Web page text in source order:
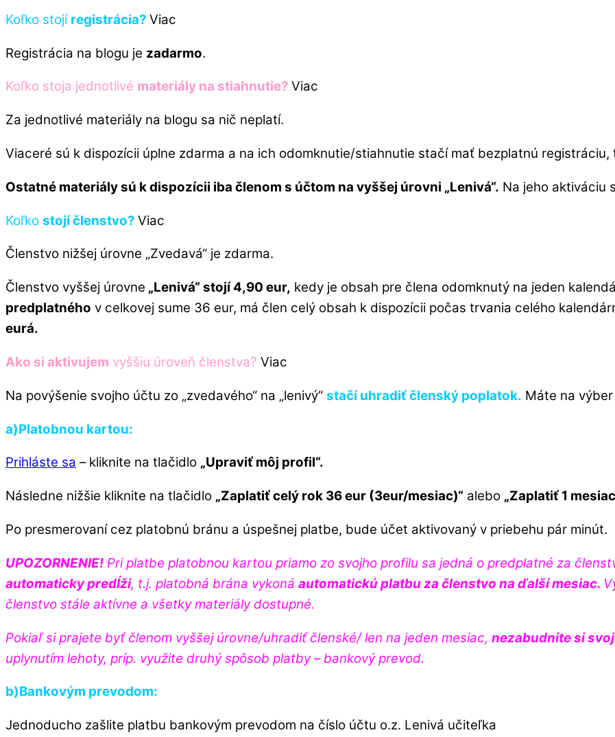
Koľko stojí registrácia? Viac
Registrácia na blogu je zadarmo.
Koľko stoja jednotlivé materiály na stiahnutie? Viac
Za jednotlivé materiály na blogu sa nič neplatí.
Viaceré sú k dispozícii úplne zdarma a na ich odomknutie/stiahnutie stačí mať bezplatnú registráciu,
Ostatné materiály sú k dispozícii iba členom s účtom na vyššej úrovni „Lenivá“. Na jeho aktiváciu
Koľko stojí členstvo? Viac
Členstvo nižšej úrovne „Zvedavá“ je zdarma.
Členstvo vyššej úrovne „Lenivá“ stojí 4,90 eur, kedy je obsah pre člena odomknutý na jeden
predplatného v celkovej sume 36 eur, má člen celý obsah k dispozícii počas trvania celého
eurá.
Ako si aktivujem vyššiu úroveň členstva? Viac
Na povýšenie svojho účtu zo „zvedavého“ na „lenivý“ stačí uhradiť členský poplatok. Máte na
a)Platobnou kartou:
Prihláste sa – kliknite na tlačidlo „Upraviť môj profil“.
Následne nižšie kliknite na tlačidlo „Zaplatiť celý rok 36 eur (3eur/mesiac)“ alebo „Zaplatiť 1
Po presmerovaní cez platobnú bránu a úspešnej platbe, bude účet aktivovaný v priebehu pár minút.
UPOZORNENIE! Pri platbe platobnou kartou priamo zo svojho profilu sa jedná o predplatné za
automaticky predĺži, t.j. platobná brána vykoná automatickú platbu za členstvo na ďalší mesiac.
členstvo stále aktívne a všetky materiály dostupné.
Pokiaľ si prajete byť členom vyššej úrovne/uhradiť členské/ len na jeden mesiac, nezabudnite si
uplynutím lehoty, príp. využite druhý spôsob platby – bankový prevod.
b)Bankovým prevodom:
Jednoducho zašlite platbu bankovým prevodom na číslo účtu o.z. Lenivá učiteľka